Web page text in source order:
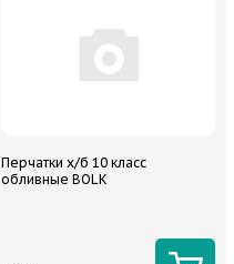
Перчатки х/б 10 класс
обливные BOLK